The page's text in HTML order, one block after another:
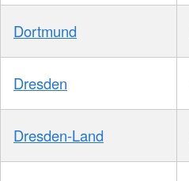
Dortmund
Dresden
Dresden-Land